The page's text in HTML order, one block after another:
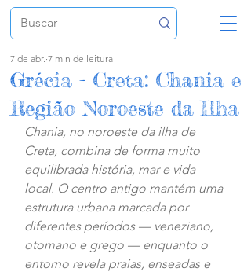
Grécia - Creta: Chania e
Região Noroeste da Ilha
7 de abr. 7 min de leitura
Chania, no noroeste da ilha de
Creta, combina de forma muito
equilibrada história, mar e vida
local. O centro antigo mantém uma
estrutura urbana marcada por
diferentes períodos — veneziano,
otomano e grego — enquanto o
entorno revela praias, enseadas e